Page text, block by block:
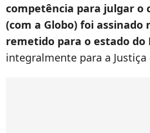
competência para julgar o
(com a Globo) foi assinado
remetido para o estado do
integralmente para a Justiça